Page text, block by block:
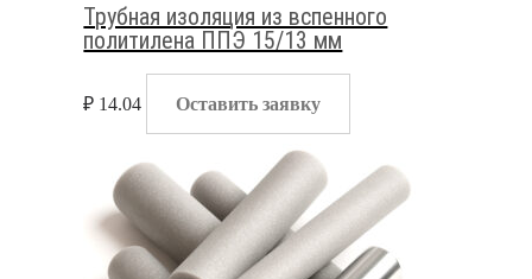
Трубная изоляция из вспенного
политилена ППЭ 15/13 мм
₽ 14.04 Оставить заявку